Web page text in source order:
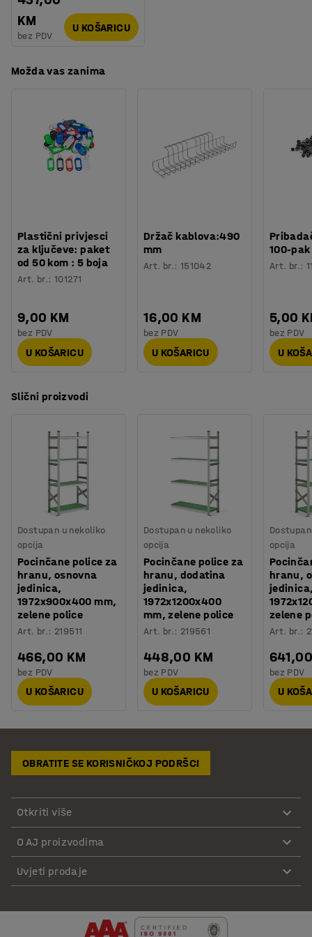
osnovne jedinice i širina police + 10 mm za dodatne
jedinice.
KM
bez PDV
U KOŠARICU
Možda vas zanima
Plastični privjesci
za ključeve: paket
od 50 kom : 5 boja
Art. br.:101271
9,00 KM
bez PDV
U KOŠARICU
Držač kablova:490
mm
Art. br.: 151042
16,00 KM
bez PDV
U KOŠARICU
100-pak
Art. br.:
5,00
bez PDV
U
Slični proizvodi
Dostupan u nekoliko
opcija
Pocinčane police za
hranu, osnovna
jedinica,
1972x900x400 mm,
zelene police
Art. br.: 219511
466,00 KM
bez PDV
U KOŠARICU
Dostupan u nekoliko
opcija
Pocinčane police za
hranu, dodatina
jedinica,
1972x1200x400
mm, zelene police
Art. br.: 219561
448,00 KM
bez PDV
U KOŠARICU
opcija
hranu,
zelene
Art. br.:
bez PDV
U
OBRATITE SE KORISNIČKOJ PODRŠCI
Otkriti više
O AJ proizvodima
Uvjeti prodaje